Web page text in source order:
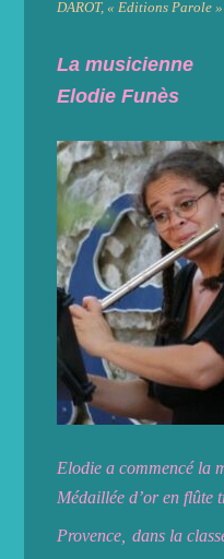
DAROT, « Editions Parole »
La musicienne
Elodie Funès
Elodie a commencé la
Médaillée d’or en flûte
Provence,
dans la